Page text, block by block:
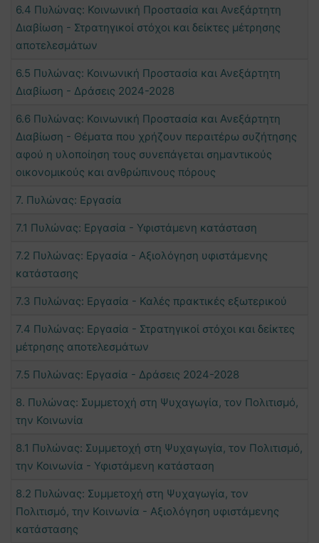
6.4 Πυλώνας: Κοινωνική Προστασία και Ανεξάρτητη
Διαβίωση - Στρατηγικοί στόχοι και δείκτες μέτρησης
αποτελεσμάτων
6.5 Πυλώνας: Κοινωνική Προστασία και Ανεξάρτητη
Διαβίωση - Δράσεις 2024-2028
6.6 Πυλώνας: Κοινωνική Προστασία και Ανεξάρτητη
Διαβίωση - Θέματα που χρήζουν περαιτέρω συζήτησης
αφού η υλοποίηση τους συνεπάγεται σημαντικούς
οικονομικούς και ανθρώπινους πόρους
7. Πυλώνας: Εργασία
7.1 Πυλώνας: Εργασία - Υφιστάμενη κατάσταση
7.2 Πυλώνας: Εργασία - Αξιολόγηση υφιστάμενης
κατάστασης
7.3 Πυλώνας: Εργασία - Καλές πρακτικές εξωτερικού
7.4 Πυλώνας: Εργασία - Στρατηγικοί στόχοι και δείκτες
μέτρησης αποτελεσμάτων
7.5 Πυλώνας: Εργασία - Δράσεις 2024-2028
8. Πυλώνας: Συμμετοχή στη Ψυχαγωγία, τον Πολιτισμό,
την Κοινωνία
8.1 Πυλώνας: Συμμετοχή στη Ψυχαγωγία, τον Πολιτισμό,
την Κοινωνία - Υφιστάμενη κατάσταση
8.2 Πυλώνας: Συμμετοχή στη Ψυχαγωγία, τον
Πολιτισμό, την Κοινωνία - Αξιολόγηση υφιστάμενης
κατάστασης